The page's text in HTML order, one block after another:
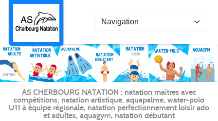
AS CHERBOURG NATATION : natation maîtres avec
compétitions, natation artistique, aquapalme, water-polo
U11 à équipe régionale, natation perfectionnement loisir ado
et adultes, aquagym, natation débutant
Panneau de gestion des cookies